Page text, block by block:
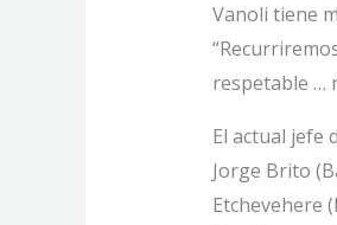
Vanoli tiene
respetable …
El actual jefe
Jorge Brito
Etchevehere